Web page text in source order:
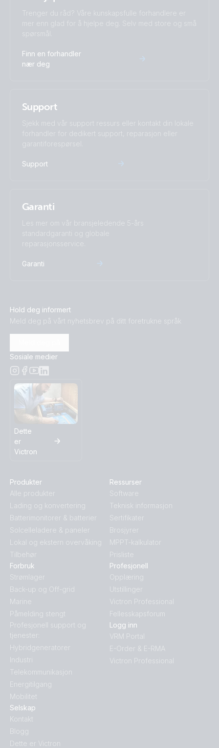
Trenger du råd? Våre kunskapsfulle forhandlere er
mer enn glad for å hjelpe deg. Selv med store og små
spørsmål.
Finn en forhandler
nær deg
Support
Sjekk med vår support ressurs eller kontakt din lokale
forhandler for dedikert support, reparasjon eller
garantiforespørsel.
Support
Garanti
Les mer om vår bransjeledende 5-års
standardgaranti og globale
reparasjonsservice.
Garanti
Hold deg informert
Meld deg på vårt nyhetsbrev på ditt foretrukne språk
Sosiale medier
Dette
er
Victron
Produkter
Alle produkter
Lading og konvertering
Batterimonitorer & batterier
Solcelleladere & paneler
Lokal og ekstern overvåking
Tilbehør
Forbruk
Strømlager
Back-up og Off-grid
Marine
Påmelding stengt
Profesjonell support og
tjenester:
Hybridgeneratorer
Industri
Telekommunikasjon
Energitilgang
Mobilitet
Selskap
Kontakt
Blogg
Dette er Victron
Ressurser
Software
Teknisk informasjon
Sertifikater
Brosjyrer
MPPT-kalkulator
Prisliste
Profesjonell
Opplæring
Utstillinger
Victron Professional
Fellesskapsforum
Logg inn
VRM Portal
E-Order & E-RMA
Victron Professional